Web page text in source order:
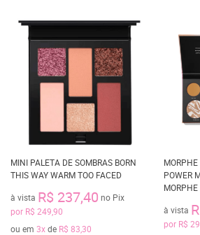
MINI PALETA DE SOMBRAS BORN
THIS WAY WARM TOO FACED
à vista R$ 237,40 no Pix
por R$ 249,90
ou em 3xde R$ 83,30
POWER
MORPHE
à vista
por R$